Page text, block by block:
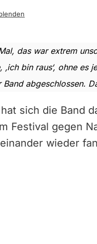
das war extrem
‚ich bin raus‘, ohne
Band abgeschlossen.
sich die Band
Festival gegen
wieder